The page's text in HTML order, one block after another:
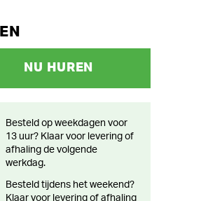
NU HUREN
Besteld op weekdagen voor
13 uur? Klaar voor levering of
afhaling de volgende
werkdag.
Besteld tijdens het weekend?
Klaar voor levering of afhaling